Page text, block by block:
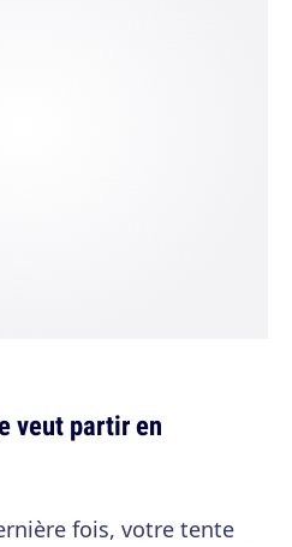
veut partir en
fois, votre tente